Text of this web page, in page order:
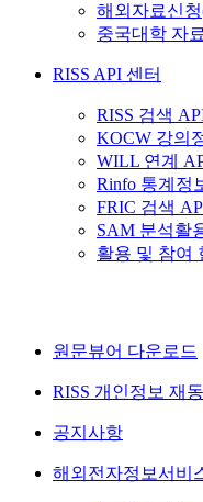
해외자료신
중국대학 자
RISS API 센터
RISS 검색
KOCW 강의
WILL 연계
Rinfo 통계정
FRIC 검색
SAM 분석활
활용 및 참여
원문뷰어 다운로드
RISS 개인정보 재
공지사항
해외전자정보서비